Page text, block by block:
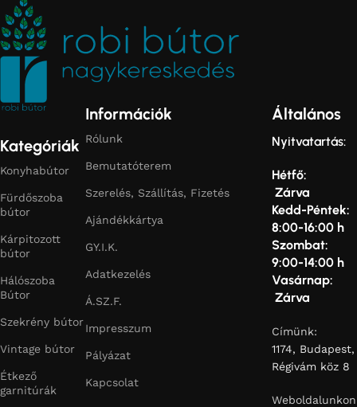
Kategóriák
Konyhabútor
Fürdőszoba
bútor
Kárpitozott
bútor
Hálószoba
Bútor
Szekrény bútor
Vintage bútor
Étkező
garnitúrák
Információk
Rólunk
Bemutatóterem
Szerelés, Szállítás, Fizetés
Ajándékkártya
GY.I.K.
Adatkezelés
Á.SZ.F.
Impresszum
Pályázat
Kapcsolat
Általános
Nyitvatartás:
Hétfő:
Zárva
Kedd-Péntek:
8:00-16:00 h
Szombat:
9:00-14:00 h
Vasárnap:
Zárva
Címünk:
1174, Budapest,
Régivám köz 8
Weboldalunkon